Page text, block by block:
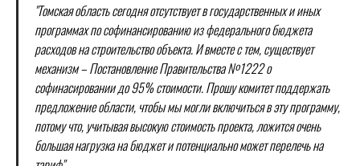
"Томская область сегодня отсутствует в государственных и иных
программах по софинансированию из федерального бюджета
расходов на строительство объекта. И вместе с тем, существует
механизм – Постановление Правительства №1222 о
софинасировании до 95% стоимости. Прошу комитет поддержать
предложение области, чтобы мы могли включиться в эту программу,
потому что, учитывая высокую стоимость проекта, ложится очень
большая нагрузка на бюджет и потенциально может перелечь на